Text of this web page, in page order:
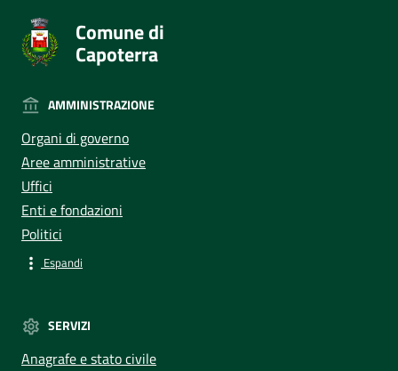
Comune di
Capoterra
AMMINISTRAZIONE
Organi di governo
Aree amministrative
Uffici
Enti e fondazioni
Politici
Espandi
SERVIZI
Anagrafe e stato civile